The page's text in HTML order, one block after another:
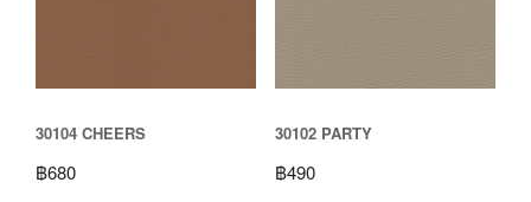
30104 CHEERS
฿680
30102 PARTY
฿490